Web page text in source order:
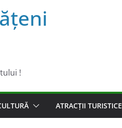
!
ATRACȚII TURISTICE